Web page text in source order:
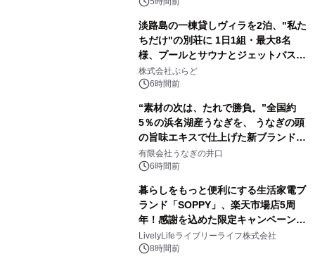
淡路島の一棟貸しヴィラを2泊、"私た
ちだけ"の別荘に 1日1組・最大8名
様、プールとサウナとジェットバス付
きで Villa Mon Temps AWAJIの連泊
素泊りプラン
株式会社ぷらど
6時間前
“素材の次は、たれで勝負。”全国約
5％の浜名湖産うなぎを、 うなぎの頭
の旨味エキスで仕上げた新ブランド
「井口の誉」誕生
有限会社うなぎの井口
6時間前
暮らしをもっと便利にする生活家電ブ
ランド「SOPPY」、楽天市場店5周
年！感謝を込めた限定キャンペーンを
8月10日より開催
LivelyLifeライブリーライフ株式会社
8時間前